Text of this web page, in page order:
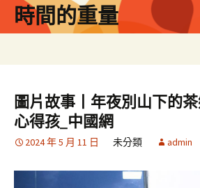
時間的重量
圖片故事丨年夜別山下的
心得孩_中國網
2024 年 5 月 11 日 未分類 admin